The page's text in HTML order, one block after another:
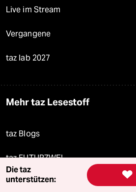
Live im Stream
Vergangene
taz lab 2027
Mehr taz Lesestoff
taz Blogs
taz FUTURZWEI
Le Monde diplomatique

Die taz
unterstützen: